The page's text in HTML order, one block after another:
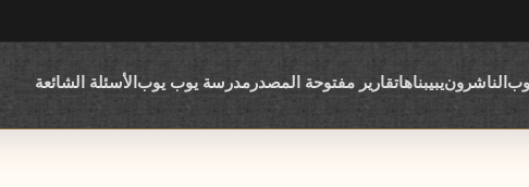
الناشرونيبيبناهاتقارير مفتوحة المصدر مدرسة يوب يوبالأسئلة الشائعة